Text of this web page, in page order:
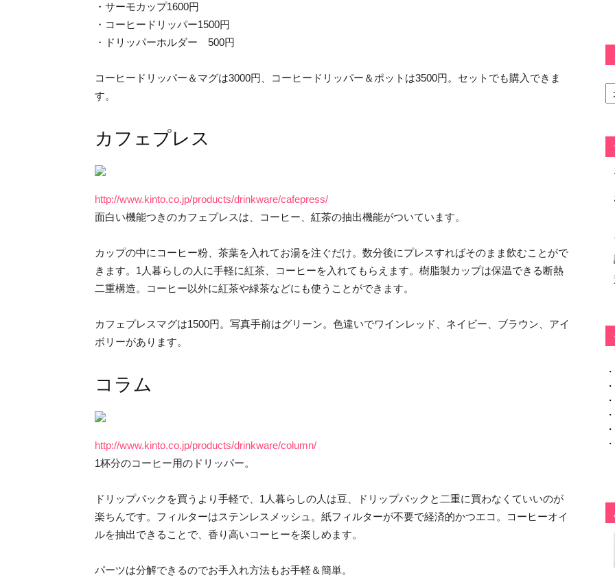
・サーモカップ1600円
・コーヒードリッパー1500円
・ドリッパーホルダー 500円
コーヒードリッパー＆マグは3000円、コーヒードリッパー＆ポットは3500円。セットでも購入できま
す。
カフェプレス
http://www.kinto.co.jp/products/drinkware/cafepress/
面白い機能つきのカフェプレスは、コーヒー、紅茶の抽出機能がついています。
カップの中にコーヒー粉、茶葉を入れてお湯を注ぐだけ。数分後にプレスすればそのまま飲むことがで
きます。1人暮らしの人に手軽に紅茶、コーヒーを入れてもらえます。樹脂製カップは保温できる断熱
二重構造。コーヒー以外に紅茶や緑茶などにも使うことができます。
カフェプレスマグは1500円。写真手前はグリーン。色違いでワインレッド、ネイビー、ブラウン、アイ
ボリーがあります。
コラム
http://www.kinto.co.jp/products/drinkware/column/
1杯分のコーヒー用のドリッパー。
ドリップパックを買うより手軽で、1人暮らしの人は豆、ドリップパックと二重に買わなくていいのが
楽ちんです。フィルターはステンレスメッシュ。紙フィルターが不要で経済的かつエコ。コーヒーオイ
ルを抽出できることで、香り高いコーヒーを楽しめます。
パーツは分解できるのでお手入れ方法もお手軽＆簡単。
カ
テ
ー
・
・
・
・
・
・